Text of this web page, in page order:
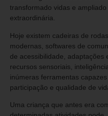
transformado vidas e
extraordinária.
Hoje existem cadeiras de
modernas, softwares de
de acessibilidade, adaptações
recursos sensoriais,
inúmeras ferramentas
participação e qualidade de
Uma criança que antes era